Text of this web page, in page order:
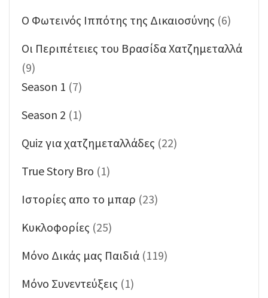
O Φωτεινός Ιππότης της Δικαιοσύνης (6)
Oι Περιπέτειες του Βρασίδα Χατζημεταλλά
(9)
Season 1 (7)
Season 2 (1)
Quiz για χατζημεταλλάδες (22)
True Story Bro (1)
Ιστορίες απο το μπαρ (23)
Κυκλοφορίες (25)
Μόνο Δικάς μας Παιδιά (119)
Μόνο Συνεντεύξεις (1)